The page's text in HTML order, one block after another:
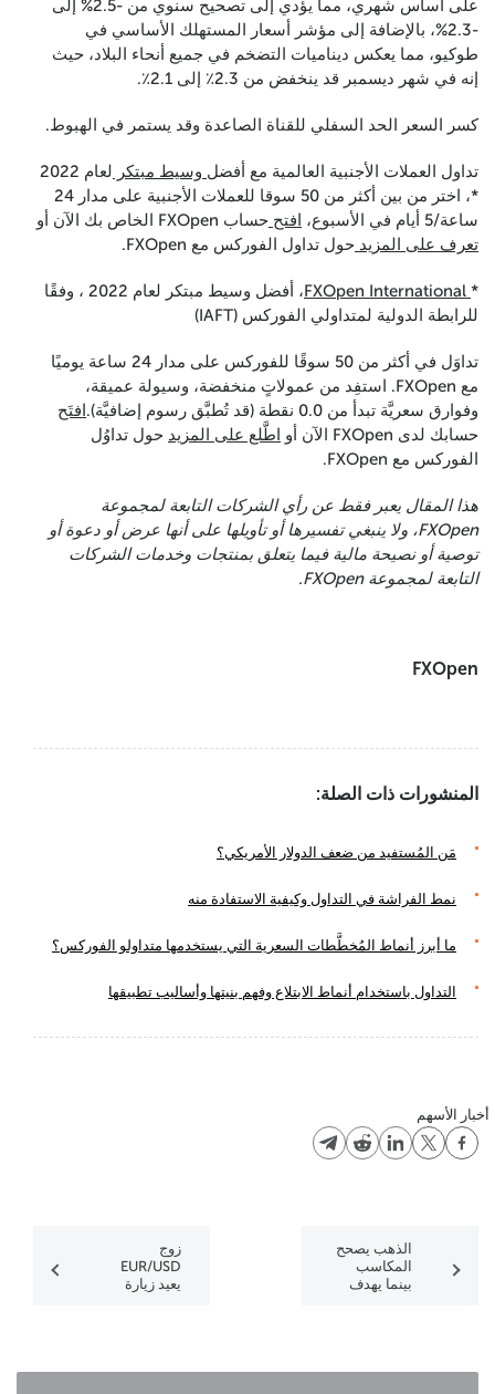
على أساس شهري، مما يؤدي إلى تصحيح سنوي من -2.5% إلى
-2.3%، بالإضافة إلى مؤشر أسعار المستهلك الأساسي في
طوكيو، مما يعكس ديناميات التضخم في جميع أنحاء البلاد، حيث
إنه في شهر ديسمبر قد ينخفض من 2.3٪ إلى 2.1٪.
كسر السعر الحد السفلي للقناة الصاعدة وقد يستمر في الهبوط.
تداول العملات الأجنبية العالمية مع أفضل وسيط مبتكر
لعام 2022
*، اختر من بين أكثر من 50 سوقا للعملات الأجنبية على مدار 24
ساعة/5 أيام في الأسبوع،
افتح حساب FXOpen الخاص بك الآن أو
تعرف على المزيد حول تداول الفوركس مع FXOpen.
*
، أفضل وسيط مبتكر لعام 2022 ، وفقًا
للرابطة الدولية لمتداولي الفوركس (IAFT)
تداوَل في أكثر من 50 سوقًا للفوركس على مدار 24 ساعة يوميًا
مع FXOpen. استفِد من عمولاتٍ منخفضة، وسيولة عميقة،
وفوارق سعريَّة تبدأ من 0.0 نقطة (قد تُطبَّق رسوم إضافيَّة).
افتَح
حسابك لدى FXOpen الآن أو
اطَّلع على المزيد حول تداوُل
الفوركس مع FXOpen.
هذا المقال يعبر فقط عن رأي الشركات التابعة لمجموعة
FXOpen، ولا ينبغي تفسيرها أو تأويلها على أنها عرض أو دعوة أو
توصية أو نصيحة مالية فيما يتعلق بمنتجات وخدمات الشركات
التابعة لمجموعة FXOpen.
FXOpen
المنشورات ذات الصلة:
مَن المُستفيد من ضعف الدولار الأمريكي؟
نمط الفراشة في التداول وكيفية الاستفادة منه
ما أبرز أنماط المُخطَّطات السعرية التي يستخدمها متداولو الفوركس؟
التداول باستخدام أنماط الابتلاع وفهم بنيتها وأساليب تطبيقها
أخبار الأسهم
الذهب يصحح
المكاسب
بينما يهدف
زوج
EUR/USD
يعيد زيارة
إلى الصعود